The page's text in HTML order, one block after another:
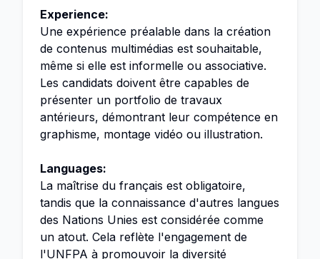
Experience:
Une expérience préalable dans la création
de contenus multimédias est souhaitable,
même si elle est informelle ou associative.
Les candidats doivent être capables de
présenter un portfolio de travaux
antérieurs, démontrant leur compétence en
graphisme, montage vidéo ou illustration.
Languages:
La maîtrise du français est obligatoire,
tandis que la connaissance d'autres langues
des Nations Unies est considérée comme
un atout. Cela reflète l'engagement de
l'UNFPA à promouvoir la diversité